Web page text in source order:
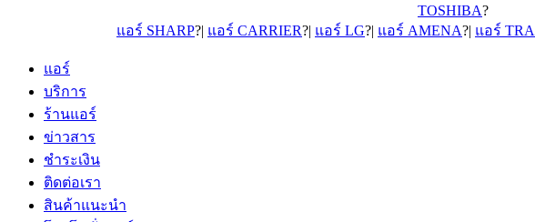
TOSHIBA?
แอร์ SHARP?| แอร์ CARRIER?| แอร์ LG?| แอร์ AMENA?| แอร์
แอร์
บริการ
ร้านแอร์
ข่าวสาร
ชำระเงิน
ติดต่อเรา
สินค้าแนะนำ